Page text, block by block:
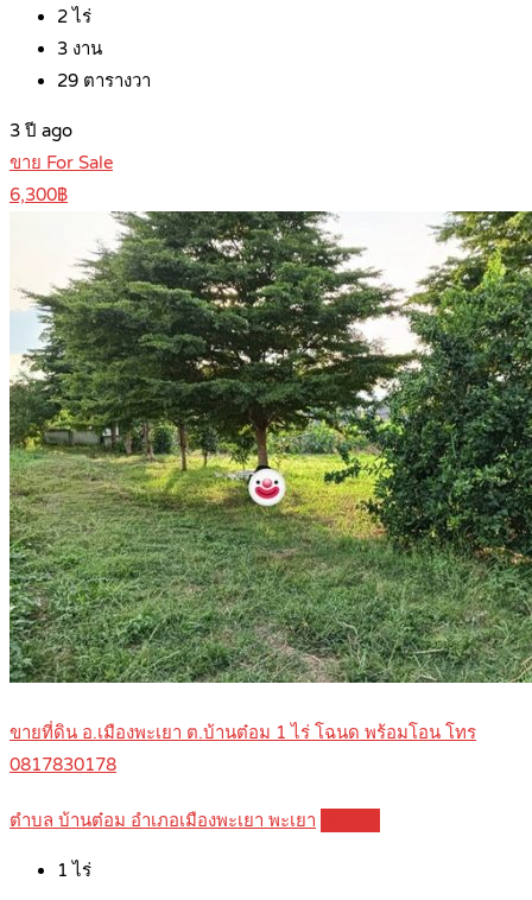
2ไร่
3 งาน
29 ตารางวา
3 ปี ago
ขาย For Sale
6,300฿
ขายที่ดิน อ.เมืองพะเยา ต.บ้านต๋อม 1 ไร่ โฉนด พร้อมโอน โทร
0817830178
ตำบล บ้านต๋อม อำเภอเมืองพะเยา พะเยา
1 ไร่